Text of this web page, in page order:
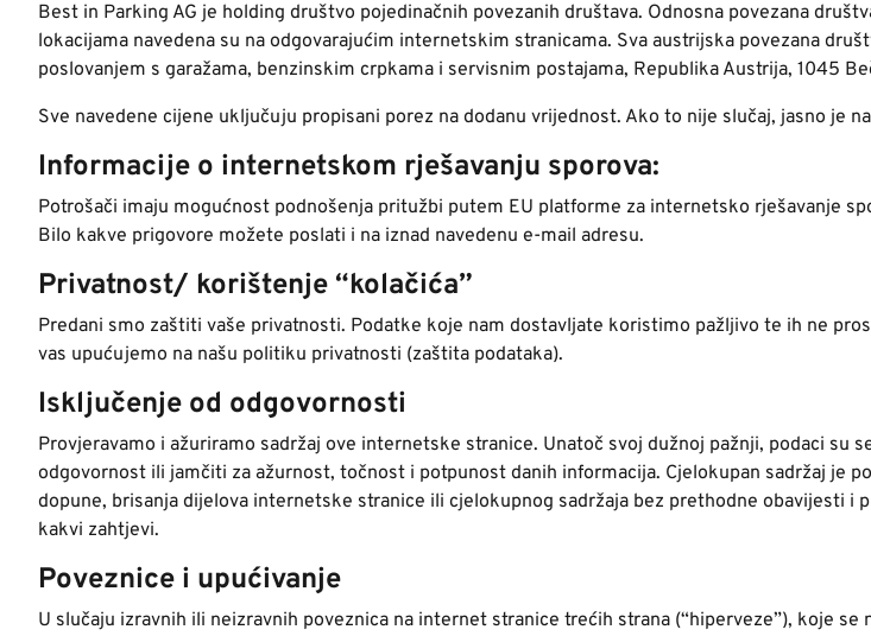
Best in Parking AG je holding društvo pojedinačnih povezanih društava. Odnosna povezana
lokacijama navedena su na odgovarajućim internetskim stranicama. Sva austrijska povezana
poslovanjem s garažama, benzinskim crpkama i servisnim postajama, Republika Austrija, 1045
Sve navedene cijene uključuju propisani porez na dodanu vrijednost. Ako to nije slučaj, jasno je
Informacije o internetskom rješavanju sporova:
Potrošači imaju mogućnost podnošenja pritužbi putem EU platforme za internetsko rješavanje
Bilo kakve prigovore možete poslati i na iznad navedenu e-mail adresu.
Privatnost/ korištenje “kolačića”
Predani smo zaštiti vaše privatnosti. Podatke koje nam dostavljate koristimo pažljivo te ih ne
vas upućujemo na našu politiku privatnosti (zaštita podataka).
Isključenje od odgovornosti
Provjeravamo i ažuriramo sadržaj ove internetske stranice. Unatoč svoj dužnoj pažnji, podaci
odgovornost ili jamčiti za ažurnost, točnost i potpunost danih informacija. Cjelokupan sadržaj je
dopune, brisanja dijelova internetske stranice ili cjelokupnog sadržaja bez prethodne obavijesti
kakvi zahtjevi.
Poveznice i upućivanje
U slučaju izravnih ili neizravnih poveznica na internet stranice trećih strana (“hiperveze”), koje